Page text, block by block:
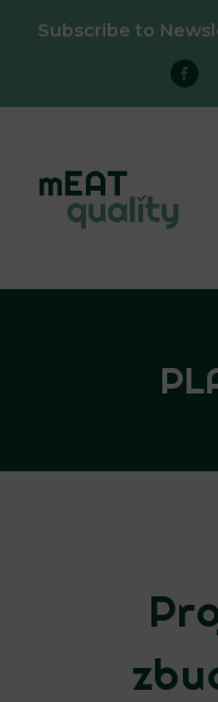
Subscribe to